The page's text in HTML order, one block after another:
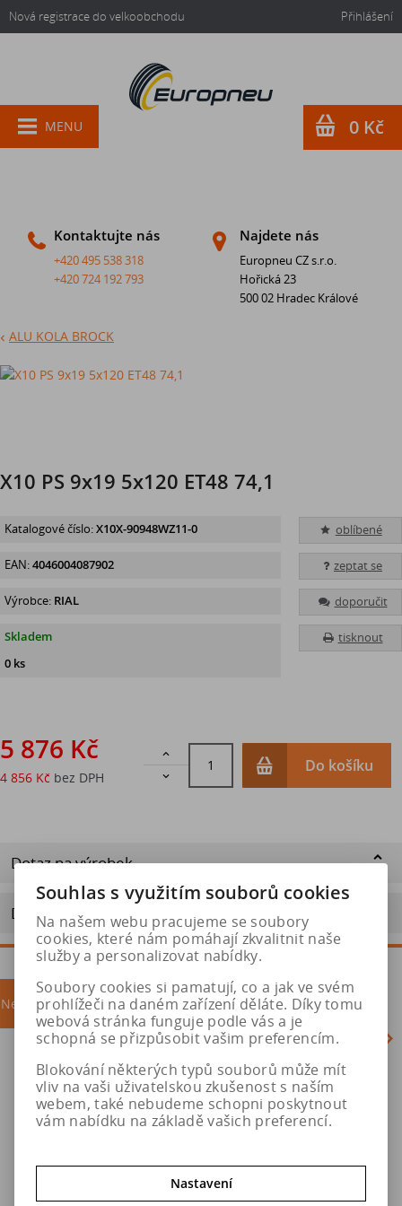
Nová registrace do velkoobchodu Přihlášení
Kontaktujte nás
+420 495 538 318
+420 724 192 793
Najdete nás
Europneu CZ s.r.o.
Hořická 23
500 02 Hradec Králové
MENU 0 Kč
ALU KOLA BROCK
X10 PS 9x19 5x120 ET48 74,1
oblíbené
zeptat se
doporučit
tisknout
Katalogové číslo:X10X-90948WZ11-0
EAN:4046004087902
Výrobce: RIAL
Skladem
0 ks
5 876 Kč
4 856 Kč bez DPH


Do košíku
Dotaz na výrobek
Doporučit výrobek
Nejprodávanější akce
Akce
Souhlas s využitím souborů cookies
Na našem webu pracujeme se soubory
cookies, které nám pomáhají zkvalitnit naše
služby a personalizovat nabídky.
Soubory cookies si pamatují, co a jak ve svém
prohlížeči na daném zařízení děláte. Díky tomu
webová stránka funguje podle vás a je
schopná se přizpůsobit vašim preferencím.
Blokování některých typů souborů může mít
vliv na vaši uživatelskou zkušenost s naším
webem, také nebudeme schopni poskytnout
vám nabídku na základě vašich preferencí.
Nastavení